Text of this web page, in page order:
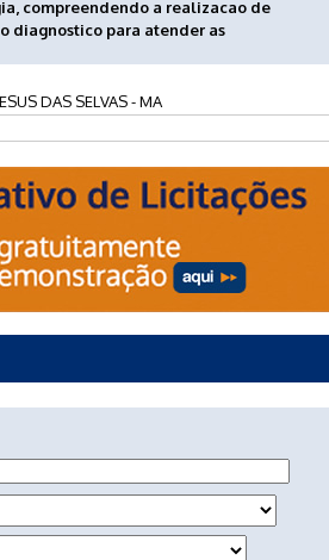
compreendendo a realizacao de
diagnostico para atender as
DAS SELVAS - MA